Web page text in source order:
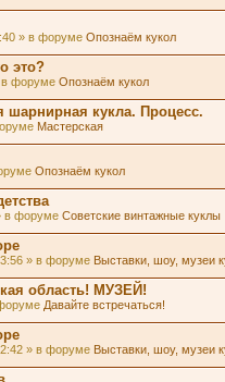
» в форуме Опознаём кукол
это?
в форуме Опознаём кукол
шарнирная кукла. Процесс.
Мастерская
Опознаём кукол
в форуме Советские винтажные куклы
» в форуме Выставки, шоу, музеи
область! МУЗЕЙ!
Давайте встречаться!
» в форуме Выставки, шоу, музеи